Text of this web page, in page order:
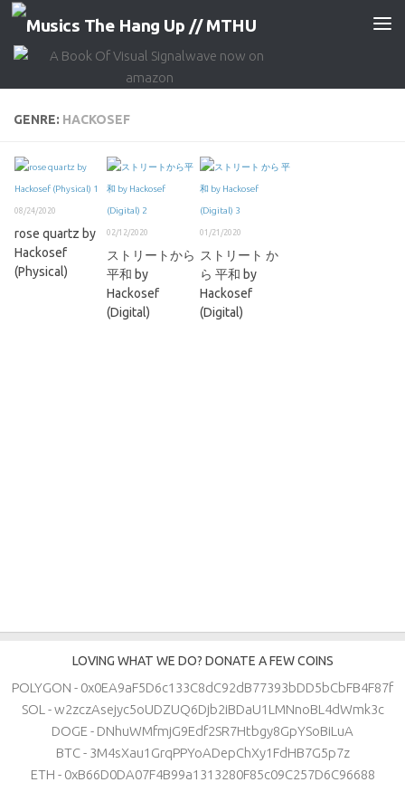
Skip to content
GENRE: HACKOSEF
08/24/2020
rose quartz by
Hackosef
(Physical)
02/12/2020
ストリートから
平和 by
Hackosef
(Digital)
01/21/2020
ストリート か
ら 平和 by
Hackosef
(Digital)
LOVING WHAT WE DO? DONATE A FEW COINS
POLYGON - 0x0EA9aF5D6c133C8dC92dB77393bDD5bCbFB4F87f
SOL - w2zczAsejyc5oUDZUQ6Djb2iBDaU1LMNnoBL4dWmk3c
DOGE - DNhuWMfmjG9Edf2SR7Htbgy8GpYSoBiLuA
BTC - 3M4sXau1GrqPPYoADepChXy1FdHB7G5p7z
ETH - 0xB66D0DA07F4B99a1313280F85c09C257D6C96688